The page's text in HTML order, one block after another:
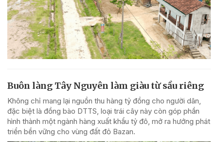
Buôn làng Tây Nguyên làm giàu từ sầu riêng
Không chỉ mang lại nguồn thu hàng tỷ đồng cho người dân,
đặc biệt là đồng bào DTTS, loại trái cây này còn góp phần
hình thành một ngành hàng xuất khẩu tỷ đô, mở ra hướng phát
triển bền vững cho vùng đất đỏ Bazan.